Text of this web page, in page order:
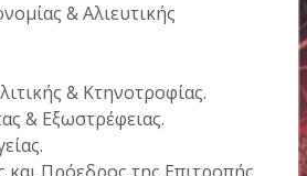
& Αλιευτικής
& Κτηνοτροφίας.
& Εξωστρέφειας.